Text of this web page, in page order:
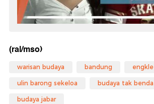
(ral/mso)
warisan budaya bandung engkle
ulin barong sekeloa budaya tak benda
budaya jabar